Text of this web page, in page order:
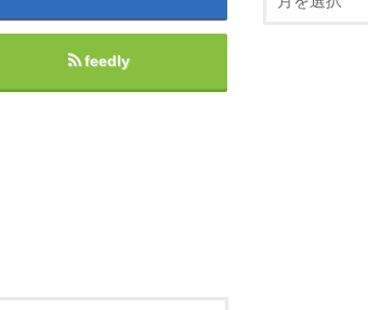
feedly